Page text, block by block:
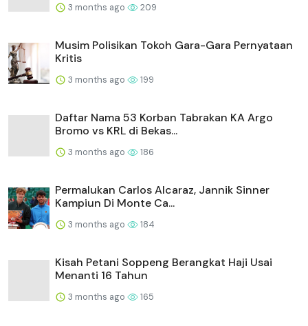
3 months ago 209
Musim Polisikan Tokoh Gara-Gara Pernyataan
Kritis
3 months ago 199
Daftar Nama 53 Korban Tabrakan KA Argo
Bromo vs KRL di Bekas...
3 months ago 186
Permalukan Carlos Alcaraz, Jannik Sinner
Kampiun Di Monte Ca...
3 months ago 184
Kisah Petani Soppeng Berangkat Haji Usai
Menanti 16 Tahun
3 months ago 165